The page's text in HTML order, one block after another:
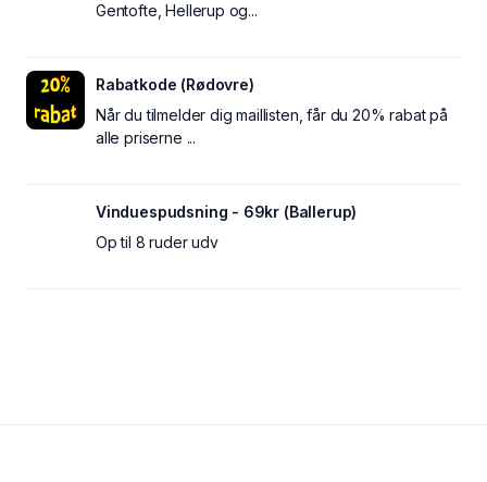
Gentofte, Hellerup og...
Rabatkode (Rødovre)
Når du tilmelder dig maillisten, får du 20% rabat på
alle priserne ...
Vinduespudsning - 69kr (Ballerup)
Op til 8 ruder udv